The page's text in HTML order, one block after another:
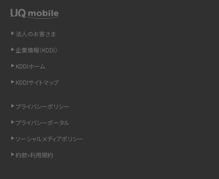
非通知設定とは？184で電話をかける方法やiPhone・Androidの設定を解説
iCloudの使用容量を減らす9つの方法！使用状況の確認手順も紹介
リプライ機能とは？LINE、X（旧Twitter）、Instagram、TikTokで送る方法を解説
インスタのDMの送り方は？便利機能の使い方や注意点をわかりやすく解説
LINEで送信取り消しをする方法は？相手に知られるのか、削除との違いも紹介
法人のお客さま
企業情報（KDDI）
KDDIホーム
KDDIサイトマップ
プライバシーポリシー
プライバシーポータル
ソーシャルメディアポリシー
約款•利用規約